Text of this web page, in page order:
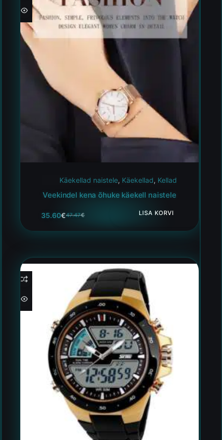
Käekellad naistele, Käekellad, Kellad
Veekindel kena õhuke käekell naistele
47.47€
35.60€ LISA KORVI